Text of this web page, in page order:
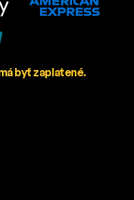
byť zaplatené.